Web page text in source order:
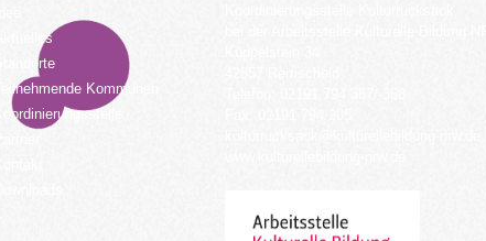
Aktuelles
Standorte
Teilnehmende Kommunen
Koordinierungsstelle